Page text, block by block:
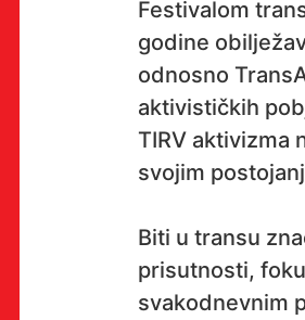
VIDEO I AUDIO ARHIVA
IZDAVAŠTVO
KONTAKT
OK!
Festivalom
godine
odnosno
aktivističkih
TIRV aktivizma
svojim
Biti u transu
prisutnosti,
svakodnevnim